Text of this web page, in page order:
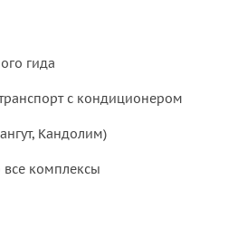
гида
с кондиционером
Кандолим)
комплексы